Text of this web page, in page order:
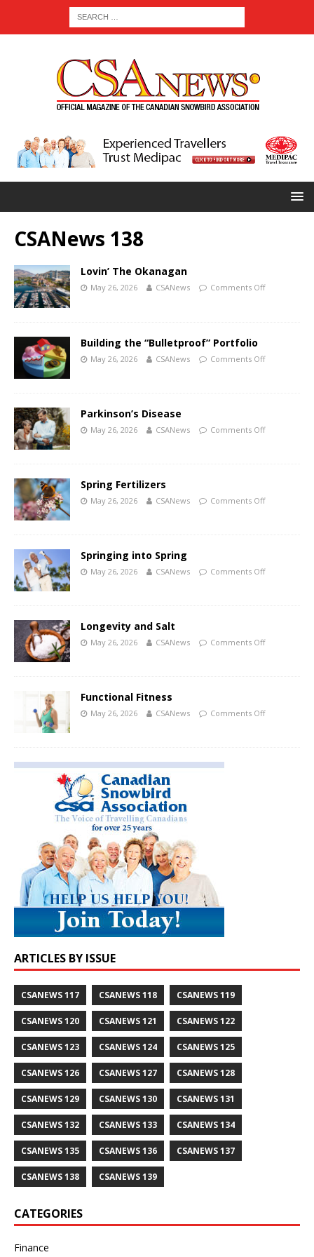
CSANews 138
Lovin’ The Okanagan
May 26, 2026 CSANews Comments Off
Building the “Bulletproof” Portfolio
May 26, 2026 CSANews Comments Off
Parkinson’s Disease
May 26, 2026 CSANews Comments Off
Spring Fertilizers
May 26, 2026 CSANews Comments Off
Springing into Spring
May 26, 2026 CSANews Comments Off
Longevity and Salt
May 26, 2026 CSANews Comments Off
Functional Fitness
May 26, 2026 CSANews Comments Off
ARTICLES BY ISSUE
CSANEWS 117 CSANEWS 118 CSANEWS 119
CSANEWS 120 CSANEWS 121 CSANEWS 122
CSANEWS 123 CSANEWS 124 CSANEWS 125
CSANEWS 126 CSANEWS 127 CSANEWS 128
CSANEWS 129 CSANEWS 130 CSANEWS 131
CSANEWS 132 CSANEWS 133 CSANEWS 134
CSANEWS 135 CSANEWS 136 CSANEWS 137
CSANEWS 138 CSANEWS 139
CATEGORIES
Finance